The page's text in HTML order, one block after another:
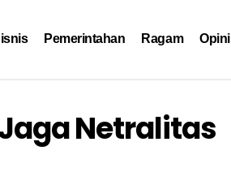
Pemerintahan Ragam Opini
Netralitas